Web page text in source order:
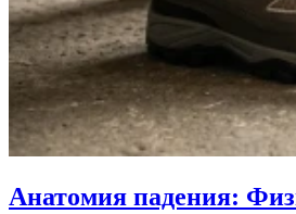
Анатомия падения: